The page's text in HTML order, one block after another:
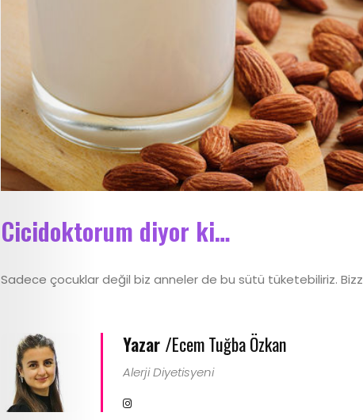
Tarifleri
Röportajlar
Cici
Astroloji
Editör
Videolar
Gündem
Cici
Cicidoktorum diyor ki…
Sadece çocuklar değil biz anneler de bu sütü tüketebiliriz.
Yazar /Ecem Tuğba Özkan
Alerji Diyetisyeni